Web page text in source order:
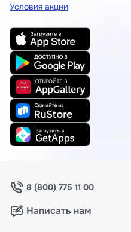
Условия акции
8 (800) 775 11 00
Написать нам